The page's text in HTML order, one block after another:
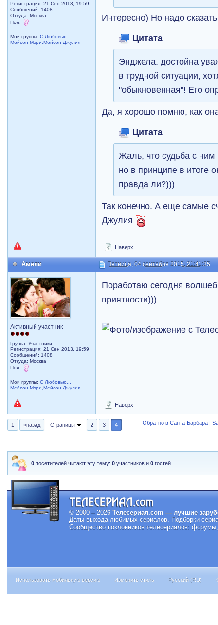
Регистрация: 21 Сен 2013, 19:59
Сообщений: 1408
Откуда: Москва
Пол:
Мои группы:С Любовью...
Мейсон-Мэри,Мейсон-Джулия
Интересно) Но надо
Цитата
Энджела, достойна
в трудной ситуации,
"обыкновенная"! Его
Да, я хорошо помню, как
Цитата
Жаль, что судьба с
но в принципе в итоге
правда ли?)))
Так конечно. А еще самые
Джулия
Наверх
Амели Пятница, 04 сентября 2015, 21:41:35
Активный участник
Группа: Участники
Регистрация: 21 Сен 2013, 19:59
Сообщений: 1408
Откуда: Москва
Пол:
Мои группы:С Любовью...
Мейсон-Мэри,Мейсон-Джулия
Поработаю сегодня
приятности)))
Наверх
1 «назад Страницы 2 3 4 Обратно в Санта-Барбара |
0 посетителей читают эту тему:0 участников и0 гостей
© 2000 – 2026 Телесериал.com — лучшие
Даты выхода любимых сериалов. Подборки
Сообщество поклонников телесериалов:
Использовать мобильную версию Изменить стиль Русский (RU)